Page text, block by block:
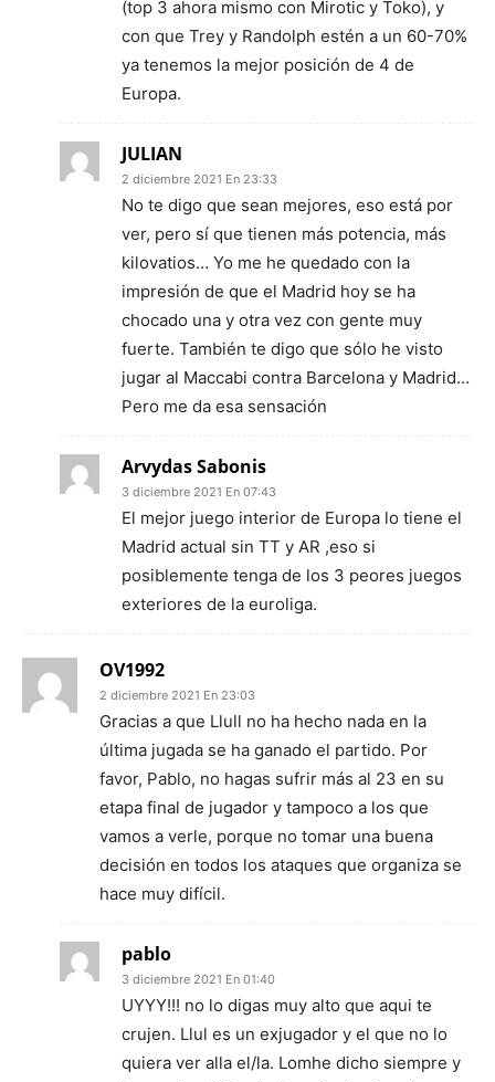
(top 3 ahora mismo con Mirotic y Toko), y
con que Trey y Randolph estén a un 60-70%
ya tenemos la mejor posición de 4 de
Europa.
JULIAN
2 diciembre 2021 En 23:33
No te digo que sean mejores, eso está por
ver, pero sí que tienen más potencia, más
kilovatios… Yo me he quedado con la
impresión de que el Madrid hoy se ha
chocado una y otra vez con gente muy
fuerte. También te digo que sólo he visto
jugar al Maccabi contra Barcelona y Madrid…
Pero me da esa sensación
Arvydas Sabonis
3 diciembre 2021 En 07:43
El mejor juego interior de Europa lo tiene el
Madrid actual sin TT y AR ,eso si
posiblemente tenga de los 3 peores juegos
exteriores de la euroliga.
OV1992
2 diciembre 2021 En 23:03
Gracias a que Llull no ha hecho nada en la
última jugada se ha ganado el partido. Por
favor, Pablo, no hagas sufrir más al 23 en su
etapa final de jugador y tampoco a los que
vamos a verle, porque no tomar una buena
decisión en todos los ataques que organiza se
hace muy difícil.
pablo
3 diciembre 2021 En 01:40
UYYY!!! no lo digas muy alto que aqui te
crujen. Llul es un exjugador y el que no lo
quiera ver alla el/la. Lomhe dicho siempre y